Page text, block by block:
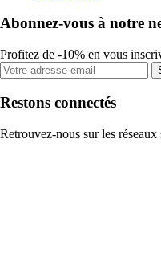
Abonnez-vous à notre
Profitez de -10% en vous
Restons connectés
Retrouvez-nous sur les réseaux